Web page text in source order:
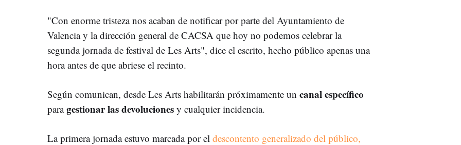
"Con enorme tristeza nos acaban de notificar por parte del Ayuntamiento de
Valencia y la dirección general de CACSA que hoy no podemos celebrar la
segunda jornada de festival de Les Arts", dice el escrito, hecho público apenas una
hora antes de que abriese el recinto.
Según comunican, desde Les Arts habilitarán próximamente un canal específico
paragestionar las devoluciones y cualquier incidencia.
La primera jornada estuvo marcada por el descontento generalizado del público,